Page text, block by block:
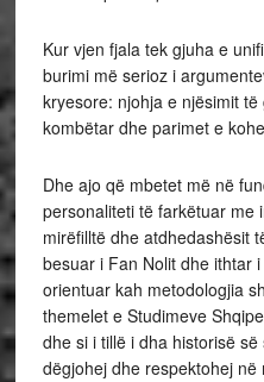
Kur vjen fjala tek gjuha e
burimi më serioz i
kryesore: njohja e njësimit
kombëtar dhe parimet e
Dhe ajo që mbetet më në
personaliteti të farkëtuar me
mirëfilltë dhe atdhedashësit
besuar i Fan Nolit dhe ithtar
orientuar kah metodologjia
themelet e Studimeve
dhe si i tillë i dha historisë
dëgjohej dhe respektohej në